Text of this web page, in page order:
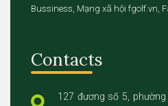
Bussiness, Mạng xã hội fgolf.vn,
Contacts
127 đương số 5,